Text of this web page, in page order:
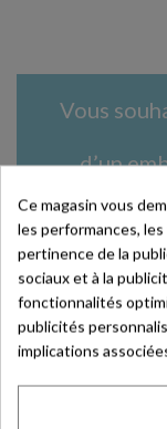
Vous
d’un
Contactez-
par
Ce magasin vous
les performances,
pertinence de la
sociaux et à la
fonctionnalités
publicités
implications